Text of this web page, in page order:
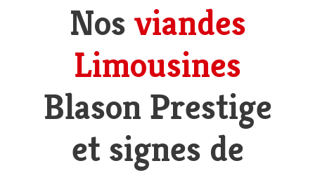
Nos viandes
Limousines
Blason Prestige
et signes de